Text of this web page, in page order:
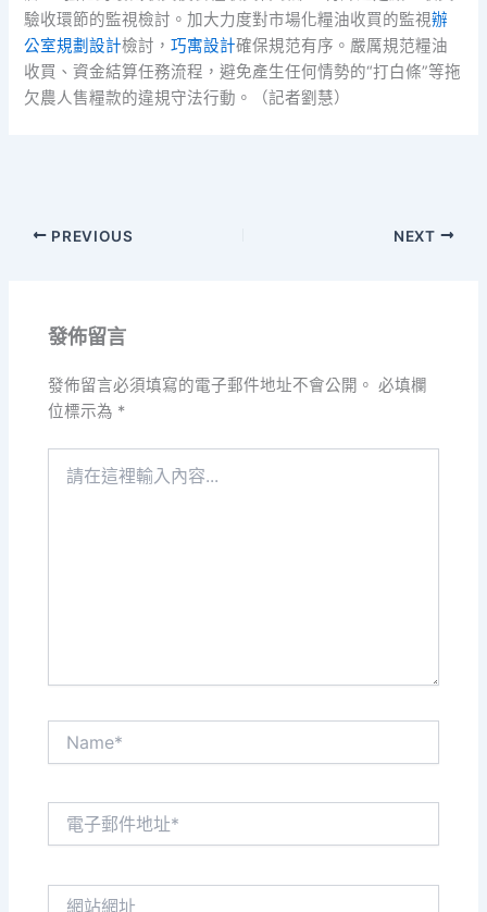
驗收環節的監視檢討。加大力度對市場化糧油收買的監視辦
公室規劃設計檢討，巧寓設計確保規范有序。嚴厲規范糧油
收買、資金結算任務流程，避免產生任何情勢的“打白條”等拖
欠農人售糧款的違規守法行動。（記者劉慧）
PREVIOUS NEXT
發佈留言
發佈留言必須填寫的電子郵件地址不會公開。 必填欄
位標示為 *